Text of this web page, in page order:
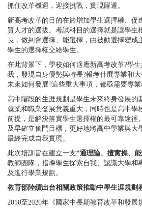
抓住改革機遇，迎接挑戰，實現躍遷。
新高考改革的目的在於增加學生選擇權、促
質人才的選拔。考試科目的選擇就是讓學生
長，做到會選擇、能選擇，由被動選擇變成
學生的選擇權交給學生。
在此背景下，學校如何適應新高考改革?學
我，發現自身優勢與特長?報考什麼專業和
未來如何發展?這些重大事項，都亟需要專業
高中階段的生涯規劃是學生未來終身發展的
就業和職業發展意義重大，同時也是高中學
前提，是解決落實學生選擇權的最可靠途徑
及早確立奮鬥目標，更好地將高中學業與大
最終完成自我實現。
此次培訓旨在建立一支“通理論、擅實操、
教師團隊，指導學生探索自我、認識大學和
及進行學業規劃。
教育部陸續出台相關政策推動中學生涯規劃
2010至2020年《國家中長期教育改革和發展